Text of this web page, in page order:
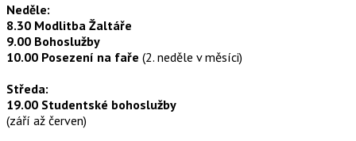
Neděle:
8.30 Modlitba Žaltáře
9.00 Bohoslužby
10.00 Posezení na faře (2. neděle v měsíci)
Středa:
19.00 Studentské bohoslužby
(září až červen)